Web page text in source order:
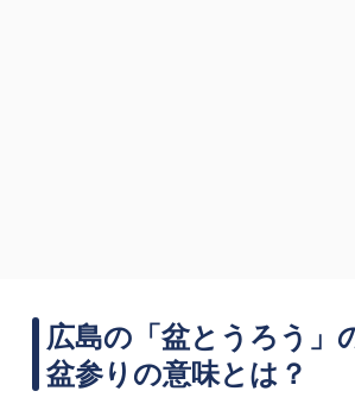
広島の「盆とうろう」
盆参りの意味とは？